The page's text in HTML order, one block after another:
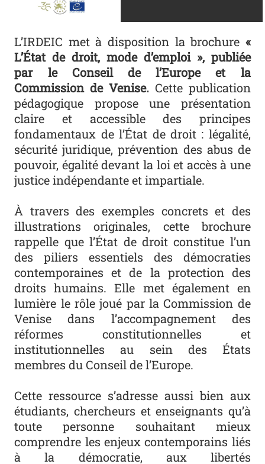
L’IRDEIC met à disposition la brochure «
L’État de droit, mode d’emploi », publiée
par le Conseil de l’Europe et la
Commission de Venise. Cette publication
pédagogique propose une présentation
claire et accessible des principes
fondamentaux de l’État de droit : légalité,
sécurité juridique, prévention des abus de
pouvoir, égalité devant la loi et accès à une
justice indépendante et impartiale.
À travers des exemples concrets et des
illustrations originales, cette brochure
rappelle que l’État de droit constitue l’un
des piliers essentiels des démocraties
contemporaines et de la protection des
droits humains. Elle met également en
lumière le rôle joué par la Commission de
Venise dans l’accompagnement des
réformes constitutionnelles et
institutionnelles au sein des États
membres du Conseil de l’Europe.
Cette ressource s’adresse aussi bien aux
étudiants, chercheurs et enseignants qu’à
toute personne souhaitant mieux
comprendre les enjeux contemporains liés
à la démocratie, aux libertés